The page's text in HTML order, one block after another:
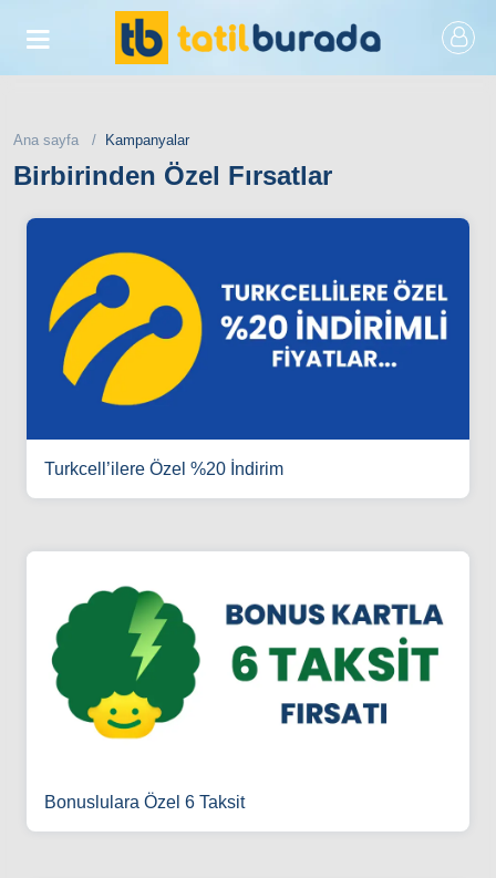
Ana sayfa Kampanyalar
Birbirinden Özel Fırsatlar
Turkcell’ilere Özel %20 İndirim
Bonuslulara Özel 6 Taksit